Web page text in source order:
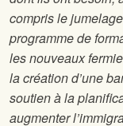
compris le
programme de
les nouveaux
la création d’une
soutien à la
augmenter